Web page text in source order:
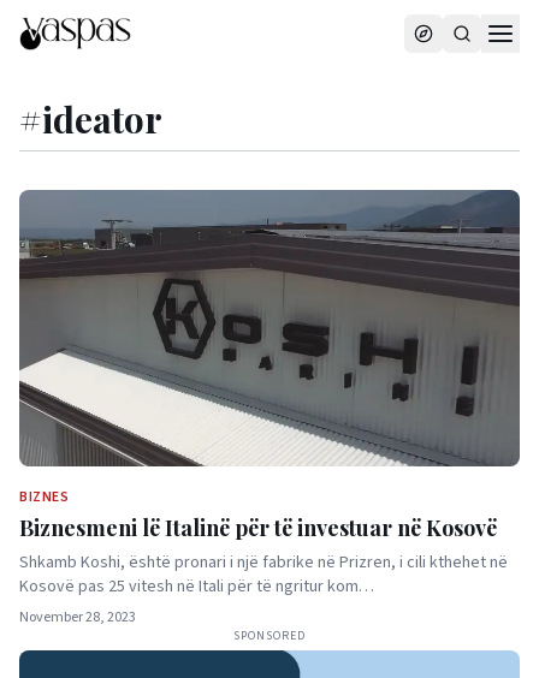
#ideator
BIZNES
Biznesmeni lë Italinë për të investuar në Kosovë
Shkamb Koshi, është pronari i një fabrike në Prizren, i cili kthehet në
Kosovë pas 25 vitesh në Itali për të ngritur kom…
November 28, 2023
SPONSORED